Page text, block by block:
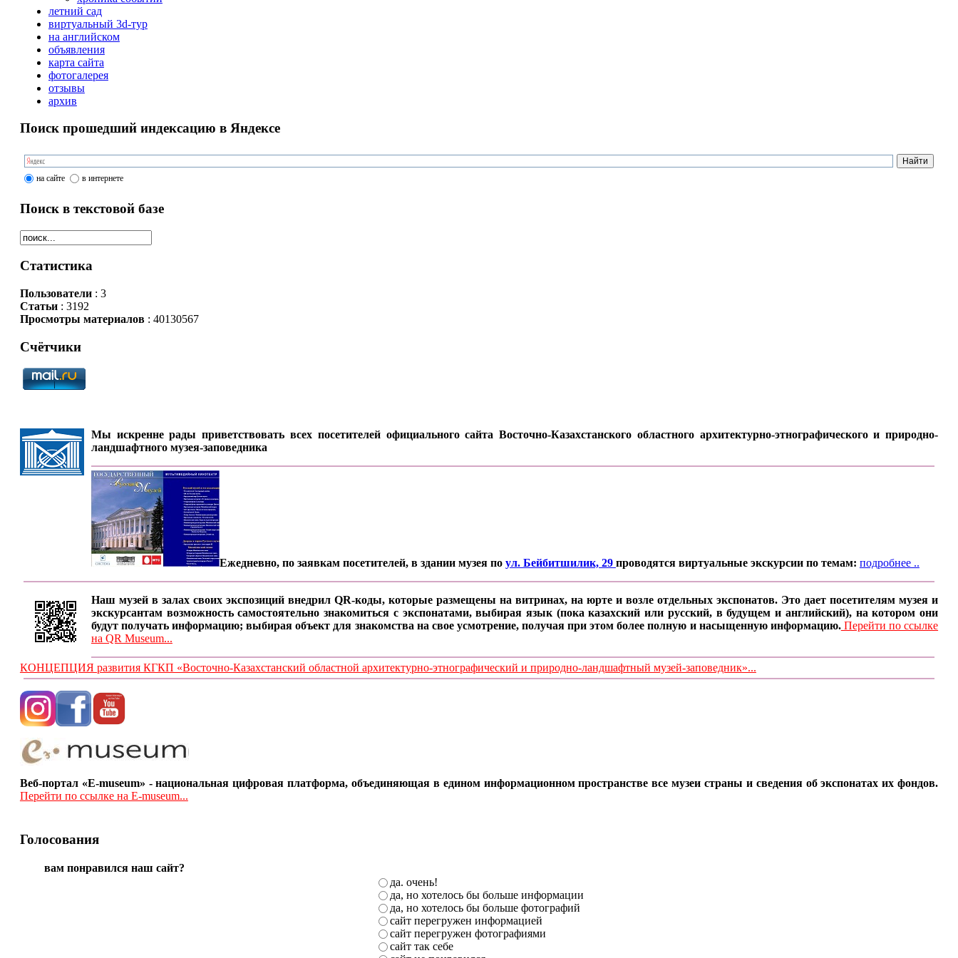
летний сад
виртуальный 3d-тур
на английском
объявления
карта сайта
фотогалерея
отзывы
архив
Поиск прошедший индексацию в Яндексе
на сайте в интернете
Поиск в текстовой базе
Статистика
Пользователи: 3
Статьи: 3192
Просмотры материалов: 40130567
Счётчики
Мы искренне рады приветствовать всех посетителей официального сайта Восточно-Казахстанского областного архитектурно-этнографического и природно-
ландшафтного музея-заповедника
Ежедневно, по заявкам посетителей, в здании музея по ул. Бейбитшилик, 29 проводятся виртуальные экскурсии по темам: подробнее ..
Наш музей в залах своих экспозиций внедрил QR-коды, которые размещены на витринах, на юрте и возле отдельных экспонатов. Это дает посетителям музея и
экскурсантам возможность самостоятельно знакомиться с экспонатами, выбирая язык (пока казахский или русский, в будущем и английский), на котором они
будут получать информацию; выбирая объект для знакомства на свое усмотрение, получая при этом более полную и насыщенную информацию.Перейти по ссылке
на QR Museum...
КОНЦЕПЦИЯ развития КГКП «Восточно-Казахстанский областной архитектурно-этнографический и природно-ландшафтный музей-заповедник»...
Веб-портал «E-museum» - национальная цифровая платформа, объединяющая в едином информационном пространстве все музеи страны и сведения об экспонатах их фондов.
Перейти по ссылке на E-museum...
Голосования
вам понравился наш сайт?
да. очень!
да, но хотелось бы больше информации
да, но хотелось бы больше фотографий
сайт перегружен информацией
сайт перегружен фотографиями
сайт так себе